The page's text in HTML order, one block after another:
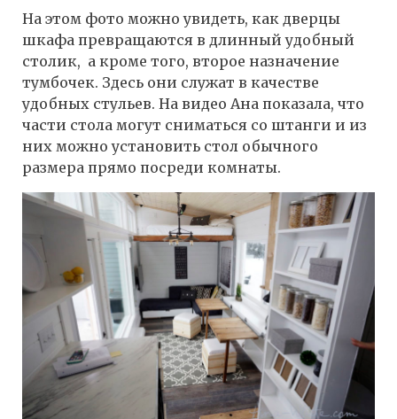
На этом фото можно увидеть, как дверцы
шкафа превращаются в длинный удобный
столик, а кроме того, второе назначение
тумбочек. Здесь они служат в качестве
удобных стульев. На видео Ана показала, что
части стола могут сниматься со штанги и из
них можно установить стол обычного
размера прямо посреди комнаты.